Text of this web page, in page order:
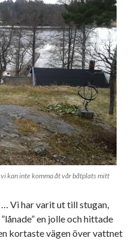
kan inte komma åt vår båtplats mitt
Vi har varit ut till stugan,
en jolle och hittade
kortaste vägen över vattnet